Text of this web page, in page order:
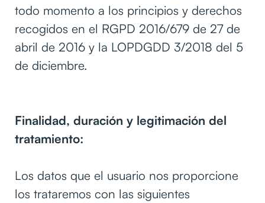
todo momento a los principios y derechos
recogidos en el RGPD 2016/679 de 27 de
abril de 2016 y la LOPDGDD 3/2018 del 5
de diciembre.
Finalidad, duración y legitimación del
tratamiento:
Los datos que el usuario nos proporcione
los trataremos con las siguientes